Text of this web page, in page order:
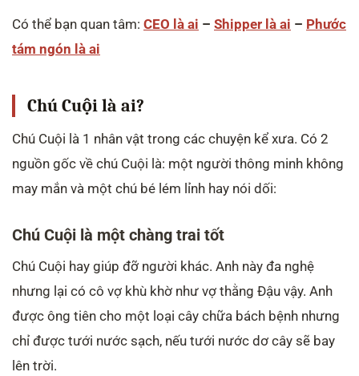
Có thể bạn quan tâm: CEO là ai – Shipper là ai – Phước
tám ngón là ai
Chú Cuội là ai?
Chú Cuội là 1 nhân vật trong các chuyện kể xưa. Có 2
nguồn gốc về chú Cuội là: một người thông minh không
may mắn và một chú bé lém lỉnh hay nói dối:
Chú Cuội là một chàng trai tốt
Chú Cuội hay giúp đỡ người khác. Anh này đa nghệ
nhưng lại có cô vợ khù khờ như vợ thằng Đậu vậy. Anh
được ông tiên cho một loại cây chữa bách bệnh nhưng
chỉ được tưới nước sạch, nếu tưới nước dơ cây sẽ bay
lên trời.